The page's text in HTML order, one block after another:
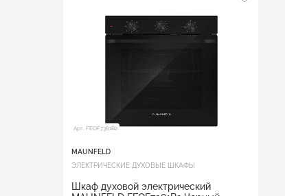
Арт. FEOF7381B2
MAUNFELD
ЭЛЕКТРИЧЕСКИЕ ДУХОВЫЕ ШКАФЫ
Шкаф духовой электрический